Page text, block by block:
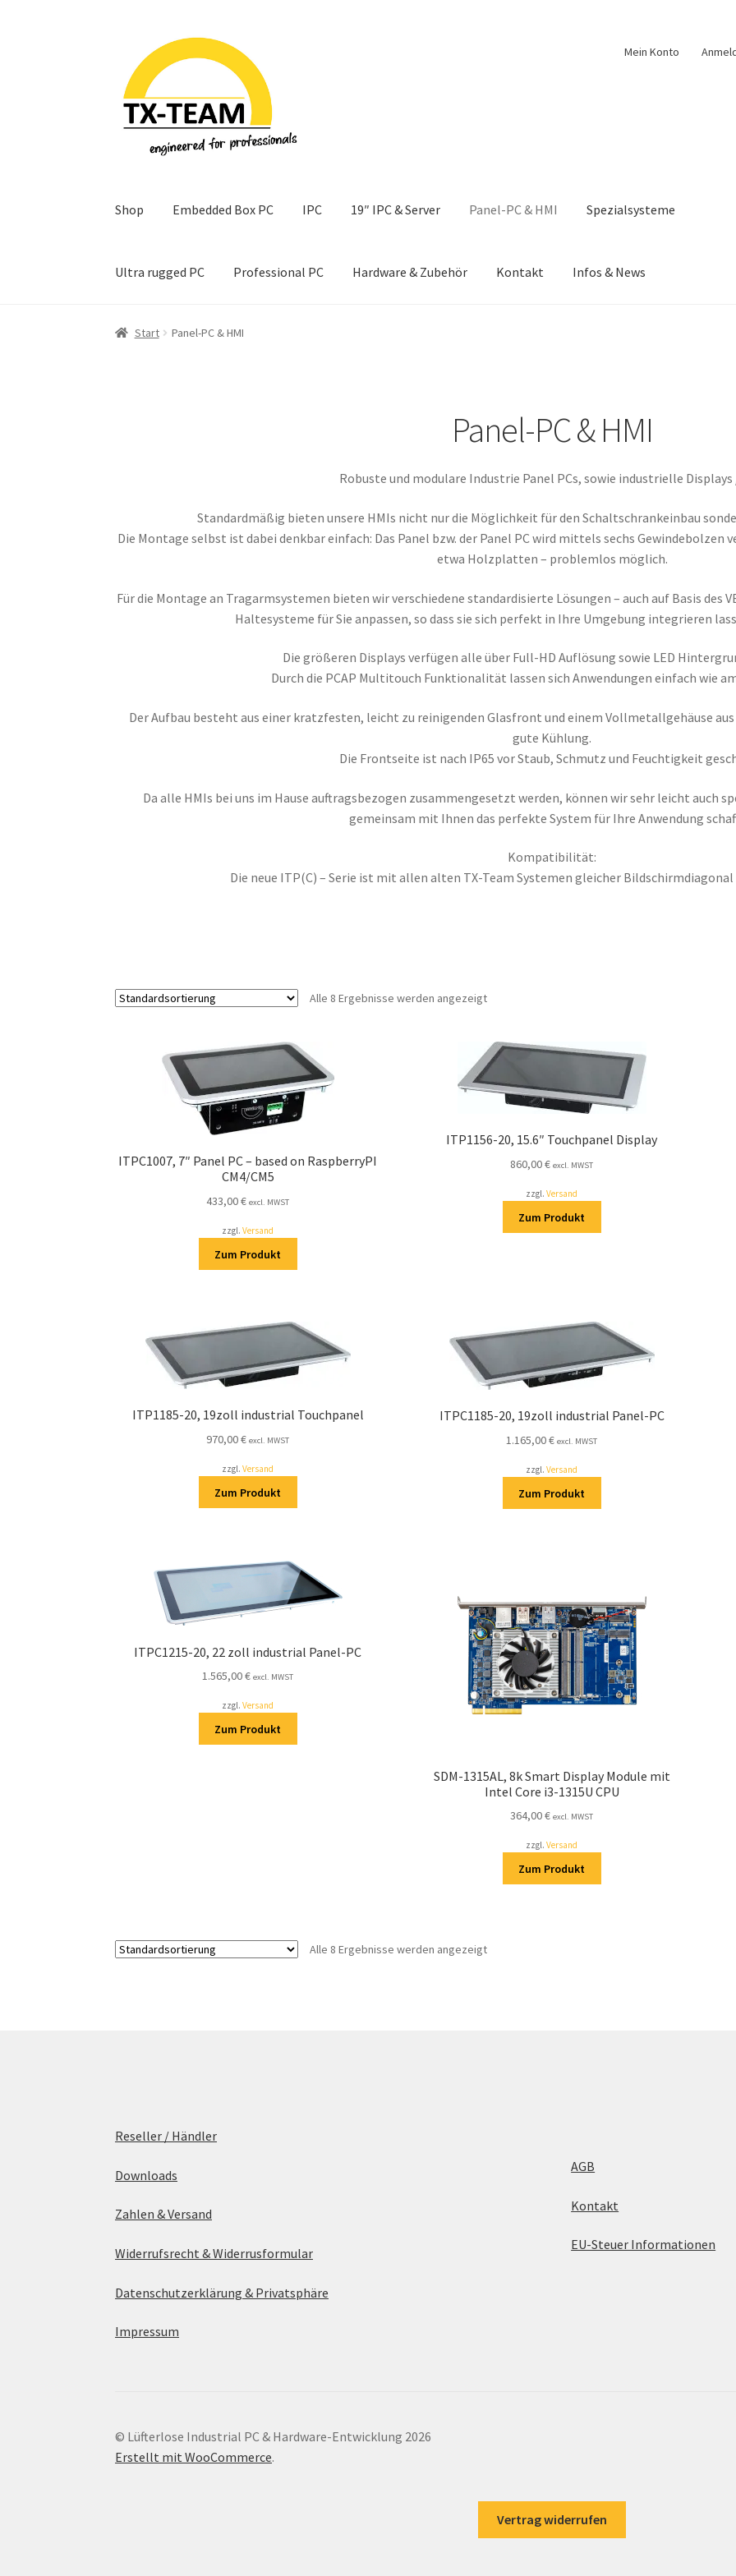
Navigation
springen
Inhalt
springen
Mein Konto
Shop Embedded Box PC IPC 19″ IPC & Server Panel-PC & HMI Spezialsysteme
Ultra rugged PC Professional PC Hardware & Zubehör Kontakt Infos & News
Start Allgemeine Geschäftsbedingungen
Zahlung & Versand
Start Panel-PC & HMI
Panel-PC & HMI
Robuste und modulare Industrie Panel PCs, sowie industrielle Displays
Standardmäßig bieten unsere HMIs nicht nur die Möglichkeit für den Schaltschrankeinbau
Die Montage selbst ist dabei denkbar einfach: Das Panel bzw. der Panel PC wird mittels sechs Gewindebolzen
etwa Holzplatten – problemlos möglich.
Für die Montage an Tragarmsystemen bieten wir verschiedene standardisierte Lösungen – auch auf Basis des
Haltesysteme für Sie anpassen, so dass sie sich perfekt in Ihre Umgebung integrieren
Die größeren Displays verfügen alle über Full-HD Auflösung sowie LED
Durch die PCAP Multitouch Funktionalität lassen sich Anwendungen einfach wie
Der Aufbau besteht aus einer kratzfesten, leicht zu reinigenden Glasfront und einem Vollmetallgehäuse
gute Kühlung.
Die Frontseite ist nach IP65 vor Staub, Schmutz und Feuchtigkeit
Da alle HMIs bei uns im Hause auftragsbezogen zusammengesetzt werden, können wir sehr leicht auch
gemeinsam mit Ihnen das perfekte System für Ihre Anwendung
Kompatibilität:
Die neue ITP(C) – Serie ist mit allen alten TX-Team Systemen gleicher
Alle 8 Ergebnisse werden angezeigt
ITPC1007, 7″ Panel PC – based on RaspberryPI
CM4/CM5
433,00€ excl. MWST
zzgl.Versand
Zum Produkt
ITP1156-20, 15.6″ Touchpanel Display
860,00€ excl. MWST
zzgl.Versand
Zum Produkt
ITP1185-20, 19zoll industrial Touchpanel
970,00€ excl. MWST
zzgl.Versand
Zum Produkt
ITPC1185-20, 19zoll industrial Panel-PC
1.165,00€ excl. MWST
zzgl.Versand
Zum Produkt
ITPC1215-20, 22 zoll industrial Panel-PC
1.565,00€ excl. MWST
zzgl.Versand
Zum Produkt
SDM-1315AL, 8k Smart Display Module mit
Intel Core i3-1315U CPU
364,00€ excl. MWST
zzgl.Versand
Zum Produkt
Alle 8 Ergebnisse werden angezeigt
Reseller / Händler
Downloads
Zahlen & Versand
Widerrufsrecht & Widerrusformular
Datenschutzerklärung & Privatsphäre
Impressum
AGB
Kontakt
EU-Steuer Informationen
© Lüfterlose Industrial PC & Hardware-Entwicklung 2026
Erstellt mit WooCommerce.
Vertrag widerrufen